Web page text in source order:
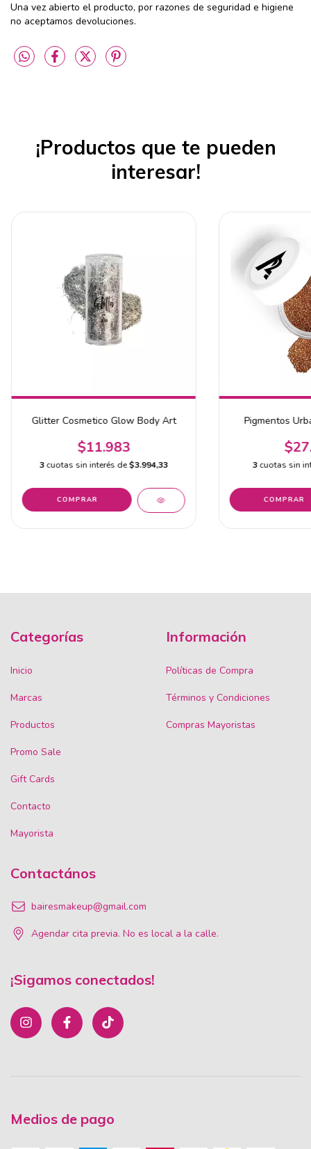
Una vez abierto el producto, por razones de seguridad e higiene
no aceptamos devoluciones.
¡Productos que te pueden
interesar!
Glitter Cosmetico Glow Body Art
$11.983
3cuotas sin interés de$3.994,33
COMPRAR
Pigmentos
3cuotas sin
COMPRAR
Categorías
Inicio
Marcas
Productos
Promo Sale
Gift Cards
Contacto
Mayorista
Información
Políticas de Compra
Términos y Condiciones
Compras Mayoristas
Contactános
bairesmakeup@gmail.com
Agendar cita previa. No es local a la calle.
¡Sigamos conectados!
Medios de pago